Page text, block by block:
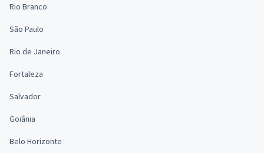
Rio Branco
São Paulo
Rio de Janeiro
Fortaleza
Salvador
Goiânia
Belo Horizonte